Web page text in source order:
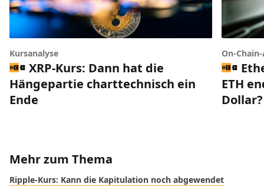
Kursanalyse
XRP-Kurs: Dann hat die
Hängepartie charttechnisch ein
Ende
On-
ETH
Dollar?
Mehr zum Thema
Ripple-Kurs: Kann die Kapitulation noch abgewendet